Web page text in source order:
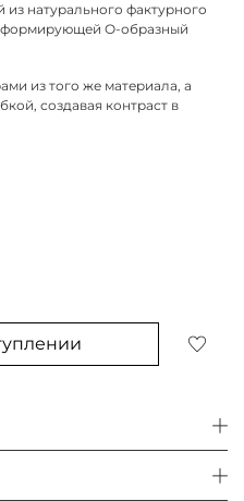
натурального фактурного
формирующей О-образный
из того же материала, а
создавая контраст в